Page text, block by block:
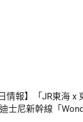
日情報】「JR東海 x
士尼新幹線「